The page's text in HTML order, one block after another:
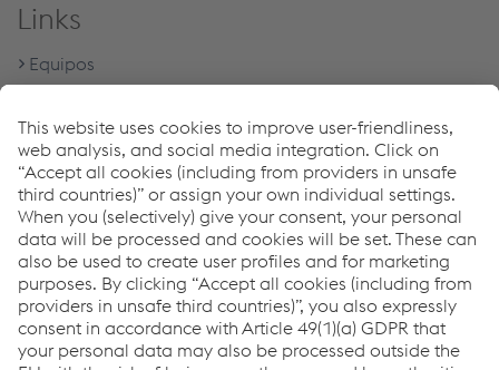
Links
Equipos
Programa de garantía de 5 años de Böhler Welding
Búsqueda de distribuidores
Downloads
Inverters para soldadura por arcoPDF | 7,09 MB
TERRA NX - BrochurePDF | 2,11 MB